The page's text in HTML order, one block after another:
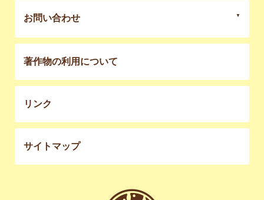
お問い合わせ
著作物の利用について
リンク
サイトマップ